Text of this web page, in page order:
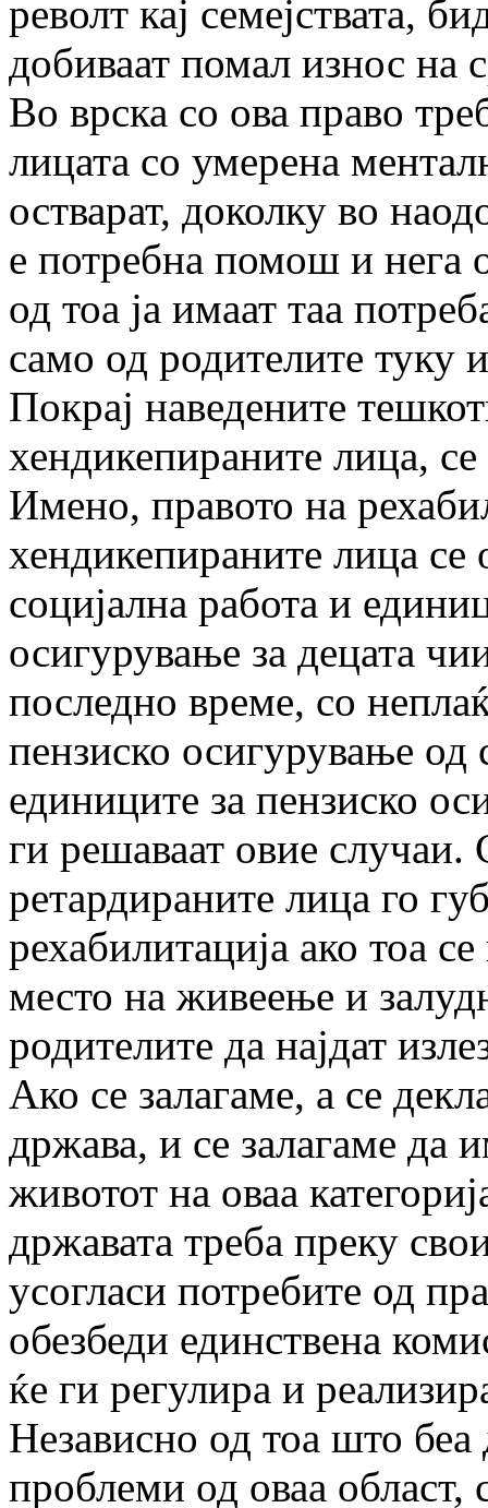
револт кај семејствата,
добиваат помал износ на
Во врска со ова право
лицата со умерена
остварат, доколку во
е потребна помош и нега
од тоа ја имаат таа
само од родителите туку
Покрај наведените
хендикепираните лица,
Имено, правото на
хендикепираните лица се
социјална работа и
осигурување за децата
последно време, со
пензиско осигурување од
единиците за пензиско
ги решаваат овие
ретардираните лица го
рехабилитација ако тоа
место на живеење и
родителите да најдат
Ако се залагаме, а се
држава, и се залагаме да
животот на оваа
државата треба преку
усогласи потребите од
обезбеди единствена
ќе ги регулира и
Независно од тоа што
проблеми од оваа